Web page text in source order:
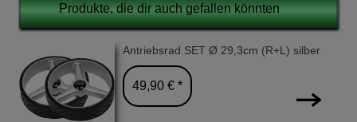
Produkte, die dir auch gefallen könnten
Antriebsrad SET Ø 29,3cm (R+L) silber
49,90 € *